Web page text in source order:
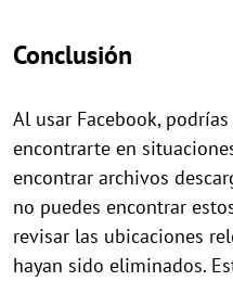
Conclusión
Al usar Facebook,
encontrarte en
encontrar archivos
no puedes encontrar
revisar las ubicaciones
hayan sido eliminados.